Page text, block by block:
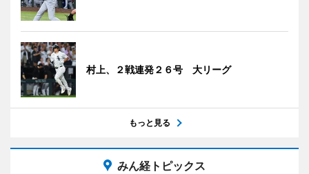
村上、２戦連発２６号 大リーグ
もっと見る
みん経トピックス